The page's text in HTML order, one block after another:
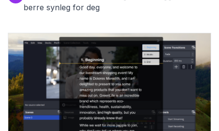
berre synleg for deg